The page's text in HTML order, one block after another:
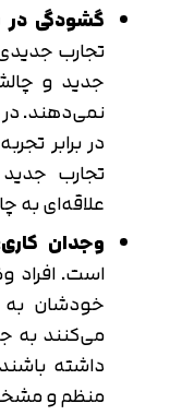
گشودگی در
تجارب
جدید و
نمی‌دهند.
در برابر
تجارب
علاقه‌ای به
وجدان کاری
است. افراد
خودشان به
می‌کنند به
داشته
منظم و